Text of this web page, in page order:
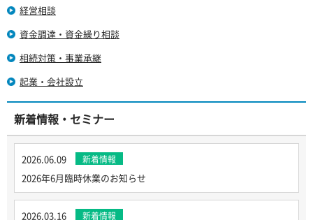
経営相談
資金調達・資金繰り相談
相続対策・事業承継
起業・会社設立
新着情報・セミナー
2026.06.09 新着情報
2026年6月臨時休業のお知らせ
2026.03.16 新着情報